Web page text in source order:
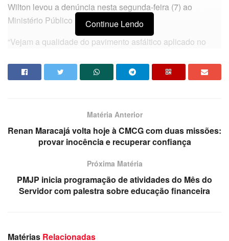
Wilton levou a denúncia nesta segunda-feira (7) ao
Ministério Público Federal (MPF).
“Vejam a qualidade do pavimento asfáltico aplicado no
municipal de Campina Grande e os vereadores da base do
prefeito Romero Rodrigues criticam a reposição asfáltica
sua redes social do Instagram. Veja:
Continue Lendo
Matéria Anterior
Renan Maracajá volta hoje à CMCG com duas missões:
provar inocência e recuperar confiança
Próxima Matéria
PMJP inicia programação de atividades do Mês do
Servidor com palestra sobre educação financeira
Matérias Relacionadas